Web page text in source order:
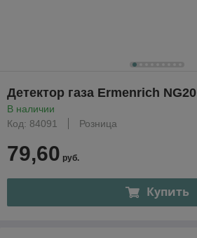
Детектор газа Ermenrich NG20
В наличии
Код: 84091
Розница
79,60 руб.
Купить